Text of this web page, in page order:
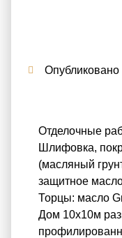
Опубликовано
Отделочные
Шлифовка,
(масляный
защитное
Торцы: масло
Дом 10х10м